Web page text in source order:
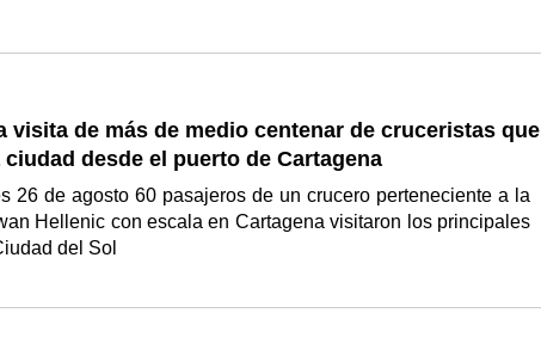
visita de más de medio centenar de cruceristas que
desde el puerto de Cartagena
26 de agosto 60 pasajeros de un crucero perteneciente a la
Hellenic con escala en Cartagena visitaron los principales
del Sol